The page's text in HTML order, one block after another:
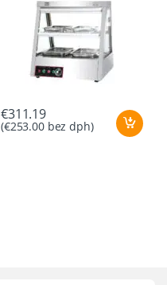
€311.19
(€253.00bez dph)